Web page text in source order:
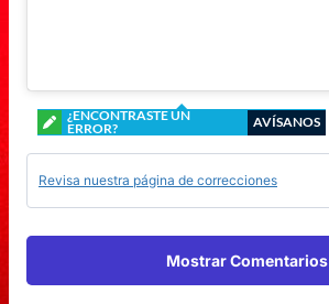
¿ENCONTRASTE UN
ERROR?
AVÍSANOS
Revisa nuestra página de correcciones
Mostrar Comentarios